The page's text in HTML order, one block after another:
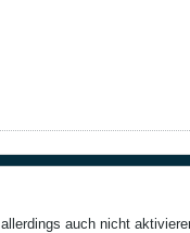
auch nicht